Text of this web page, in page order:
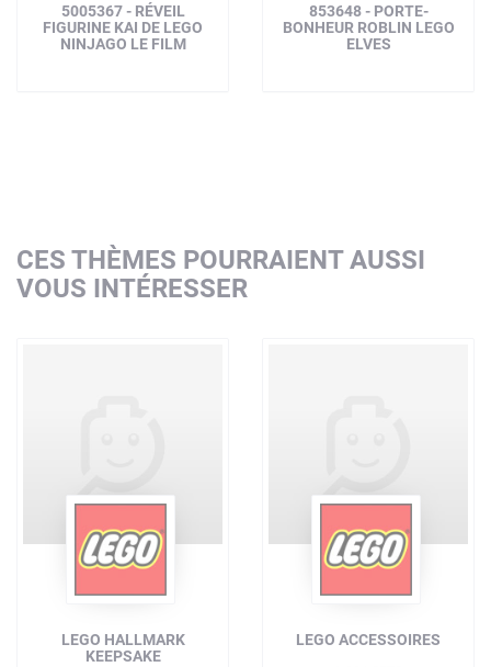
5005367 - RÉVEIL
FIGURINE KAI DE LEGO
NINJAGO LE FILM
853648 - PORTE-
BONHEUR ROBLIN LEGO
ELVES
CES THÈMES POURRAIENT AUSSI
VOUS INTÉRESSER
LEGO HALLMARK
KEEPSAKE
LEGO ACCESSOIRES